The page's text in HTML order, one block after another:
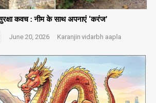
कवच : नीम के साथ अपनाएं ‘करंज’
June 20, 2026 Karanjin vidarbh aapla